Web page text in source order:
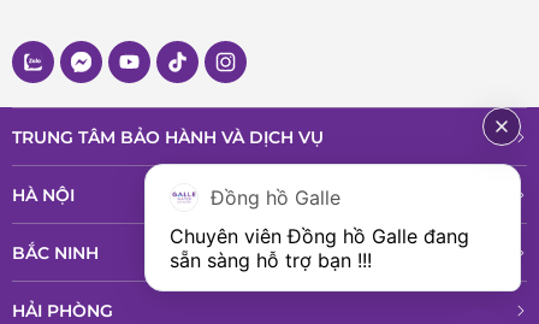
TRUNG TÂM BẢO HÀNH VÀ DỊCH VỤ
HÀ NỘI
BẮC NINH
HẢI PHÒNG
Đồng hồ Galle
Chuyên viên Đồng hồ Galle đang
sẵn sàng hỗ trợ bạn !!!